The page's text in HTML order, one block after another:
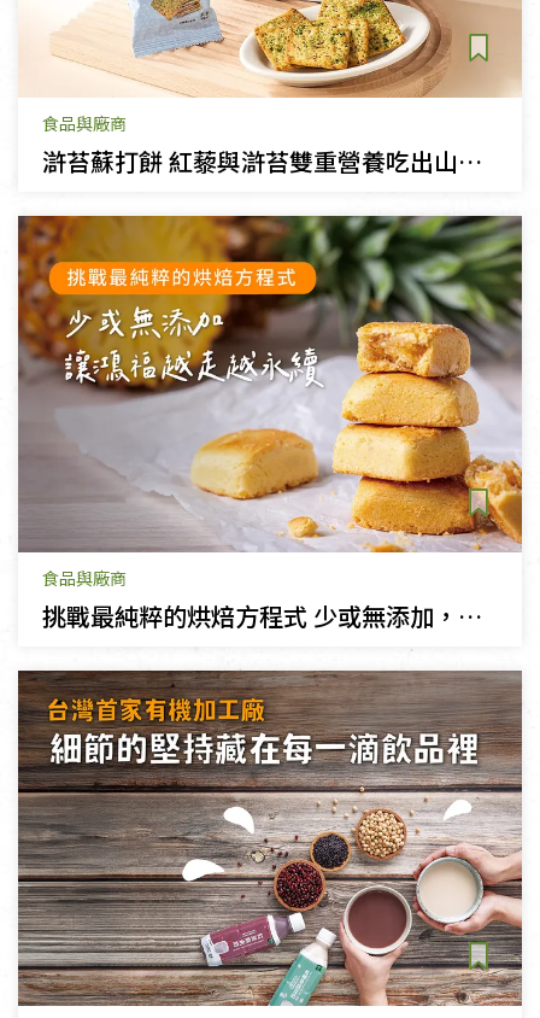
食品與廠商
滸苔蘇打餅 紅藜與滸苔雙重營養吃出山海永續
食品與廠商
挑戰最純粹的烘焙方程式 少或無添加，讓鴻福越走越永續